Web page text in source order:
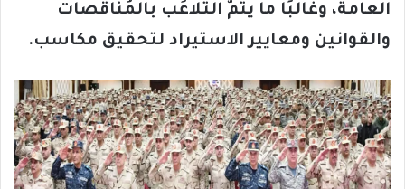
العامة، وغالبًا ما يتمُّ التلاعُب بالمُناقصات
والقوانين ومعايير الاستيراد لتحقيق مكاسب.